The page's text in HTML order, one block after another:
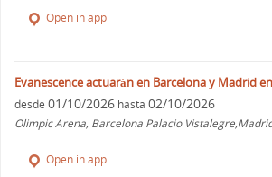
Open in app
Evanescence actuarán en Barcelona y Madrid
desde 01/10/2026 hasta 02/10/2026
Olimpic Arena, Barcelona Palacio
Open in app